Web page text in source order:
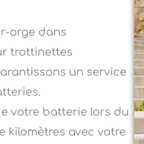
orge dans
trottinettes
un service
votre batterie lors du
kilomètres avec votre